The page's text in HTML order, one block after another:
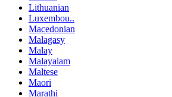
Lithuanian
Luxembou..
Macedonian
Malagasy
Malay
Malayalam
Maltese
Maori
Marathi